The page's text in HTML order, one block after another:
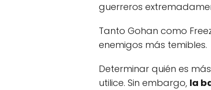
guerreros
Tanto Gohan como
enemigos más temibles.
Determinar quién es
utilice. Sin embargo, la